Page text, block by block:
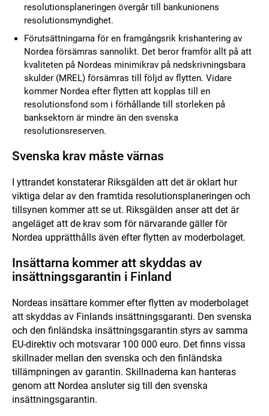
resolutionsplaneringen övergår till bankunionens
resolutionsmyndighet.
Förutsättningarna för en framgångsrik krishantering av
Nordea försämras sannolikt. Det beror framför allt på att
kvaliteten på Nordeas minimikrav på nedskrivningsbara
skulder (MREL) försämras till följd av flytten. Vidare
kommer Nordea efter flytten att kopplas till en
resolutionsfond som i förhållande till storleken på
banksektorn är mindre än den svenska
resolutionsreserven.
Svenska krav måste värnas
I yttrandet konstaterar Riksgälden att det är oklart hur
viktiga delar av den framtida resolutionsplaneringen och
tillsynen kommer att se ut. Riksgälden anser att det är
angeläget att de krav som för närvarande gäller för
Nordea upprätthålls även efter flytten av moderbolaget.
Insättarna kommer att skyddas av
insättningsgarantin i Finland
Nordeas insättare kommer efter flytten av moderbolaget
att skyddas av Finlands insättningsgaranti. Den svenska
och den finländska insättningsgarantin styrs av samma
EU-direktiv och motsvarar 100 000 euro. Det finns vissa
skillnader mellan den svenska och den finländska
tillämpningen av garantin. Skillnaderna kan hanteras
genom att Nordea ansluter sig till den svenska
insättningsgarantin.